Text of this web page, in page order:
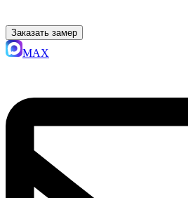
Заказать замер
MAX